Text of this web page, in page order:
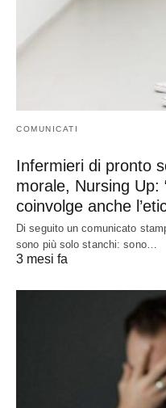
COMUNICATI
Infermieri di pronto
morale, Nursing Up:
coinvolge anche
Di seguito un comunicato
sono più solo stanchi: sono…
3 mesi fa